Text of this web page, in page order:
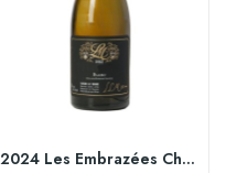
2024 Les Embrazées Chassagne-Montrachet 1er Cru...